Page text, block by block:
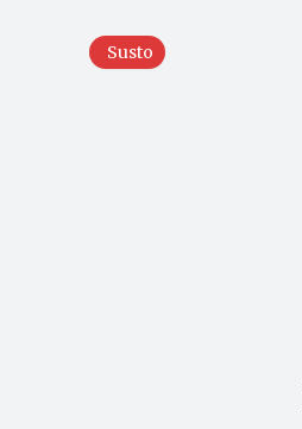
Susto